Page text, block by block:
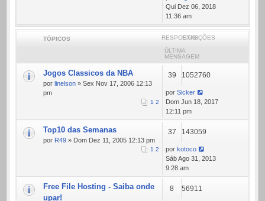
Qui Dez 06, 2018
11:36 am
TÓPICOS RESPOSTASEXIBIÇÕES
ÚLTIMA
MENSAGEM
Jogos Classicos da NBA
por linelson » Sex Nov 17, 2006 12:13
pm
1 2
39 1052760
por Sicker
Dom Jun 18, 2017
12:11 pm
Top10 das Semanas
por R49 » Dom Dez 11, 2005 12:13 pm
1 2
37 143059
por kotoco
Sáb Ago 31, 2013
9:28 am
Free File Hosting - Saiba onde
upar!
8 56911